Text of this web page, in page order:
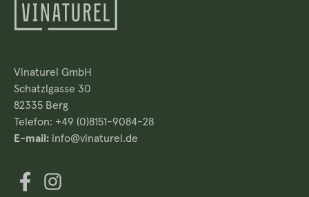
Vinaturel GmbH
Schatzlgasse 30
82335 Berg
Telefon: +49 (0)8151-9084-28
E-mail: info@vinaturel.de